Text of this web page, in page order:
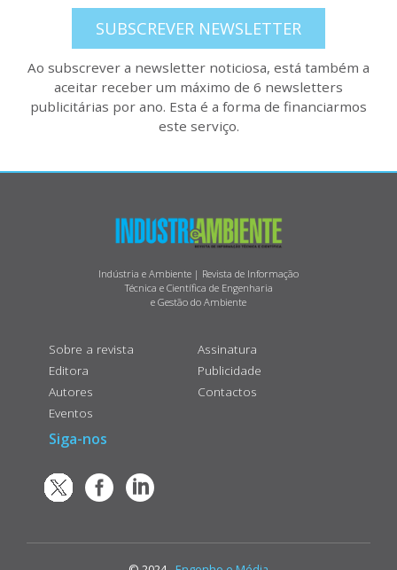
SUBSCREVER NEWSLETTER
Ao subscrever a newsletter noticiosa, está também a
aceitar receber um máximo de 6 newsletters
publicitárias por ano. Esta é a forma de financiarmos
este serviço.
Indústria e Ambiente | Revista de Informação
Técnica e Científica de Engenharia
e Gestão do Ambiente
Sobre a revista
Editora
Autores
Eventos
Assinatura
Publicidade
Contactos
Siga-nos